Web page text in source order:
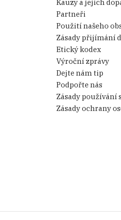
nebo bývalou
výhodné také proto, že
osobnosti, které ICIJ
prezident Nigérie Bukola
A někdy v jejich šlépějích
Santos.
uplácení a uplácející –
Kauzy a jejich
Partneři
Použití našeho
Zásady přijímání
Etický kodex
Výroční zprávy
Dejte nám tip
Podpořte nás
Zásady používání
Zásady ochrany